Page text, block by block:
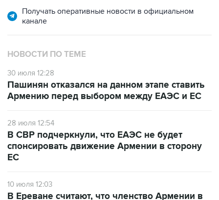
НОВОСТИ ПО ТЕМЕ
30 июля 12:28
Армению перед выбором между ЕАЭС и ЕС
28 июля 12:54
спонсировать движение Армении в сторону
ЕС
ЕАЭС лишается смысла при сохранении